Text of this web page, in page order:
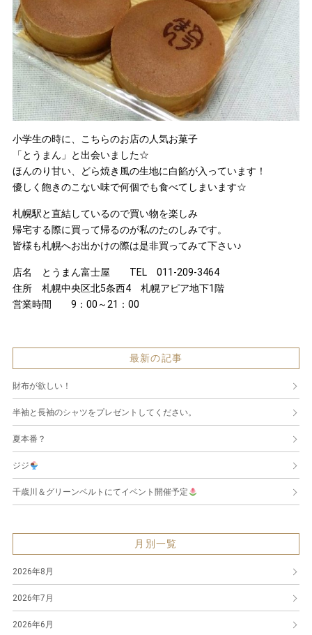
小学生の時に、こちらのお店の人気お菓子
「とうまん」と出会いました☆
ほんのり甘い、どら焼き風の生地に白餡が入っています！
優しく飽きのこない味で何個でも食べてしまいます☆
札幌駅と直結しているので買い物を楽しみ
帰宅する際に買って帰るのが私のたのしみです。
皆様も札幌へお出かけの際は是非買ってみて下さい♪
店名 とうまん富士屋 TEL 011-209-3464
住所 札幌中央区北5条西4 札幌アピア地下1階
営業時間 9：00～21：00
最新の記事
財布が欲しい！
半袖と長袖のシャツをプレゼントしてください。
夏本番？
ジジ
千歳川＆グリーンベルトにてイベント開催予定
月別一覧
2026年8月
2026年7月
2026年6月